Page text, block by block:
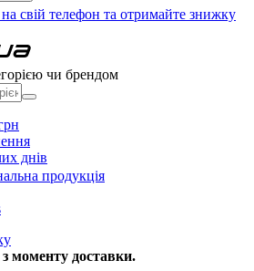
свій телефон та отримайте знижку
чи брендом
днів
продукція
моменту доставки.